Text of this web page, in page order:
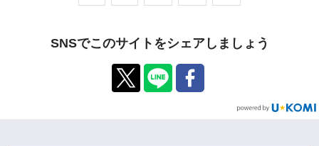
SNSでこのサイトをシェアしましょう